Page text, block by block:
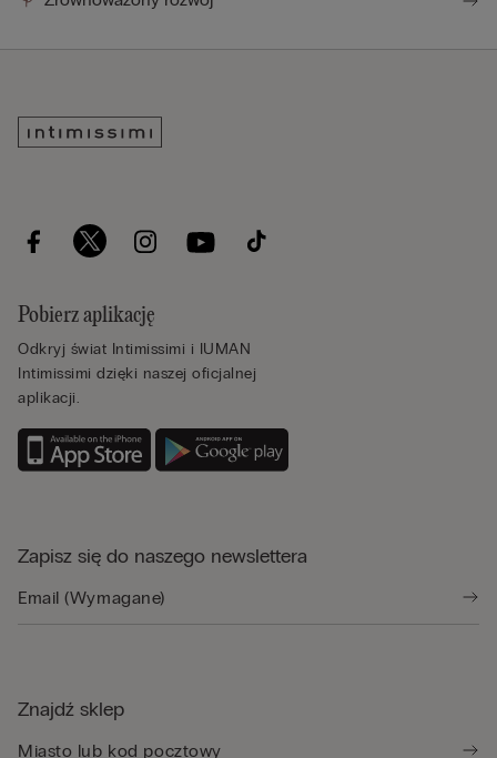
Pobierz aplikację
Odkryj świat Intimissimi i IUMAN
Intimissimi dzięki naszej oficjalnej
aplikacji.
Zapisz się do naszego newslettera
Znajdź sklep